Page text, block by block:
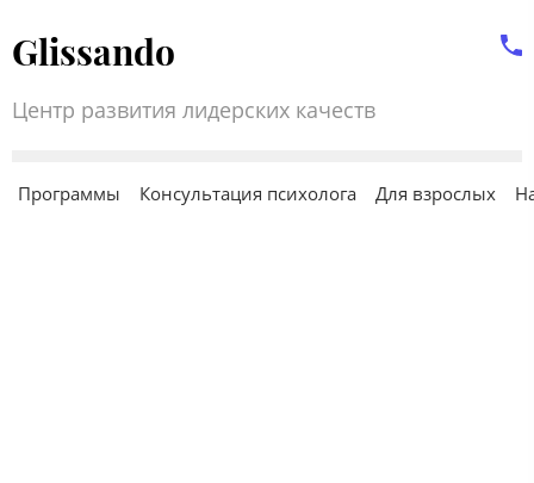
Glissando
Центр развития лидерских качеств
Программы Консультация психолога Для взрослых